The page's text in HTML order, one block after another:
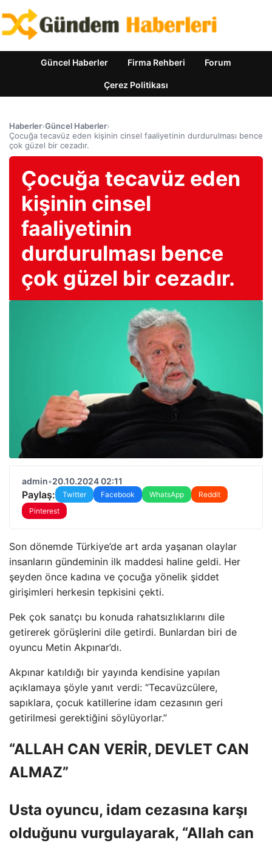
Güncel Haberler Firma Rehberi Forum
Çerez Politikası
Haberler›Güncel Haberler›
Çocuğa tecavüz eden kişinin cinsel faaliyetinin durdurulması bence
çok güzel bir cezadır.
Çocuğa tecavüz eden
kişinin cinsel
faaliyetinin
durdurulması bence
çok güzel bir cezadır.
admin•20.10.2024 02:11
Paylaş: Twitter Facebook WhatsApp
Reddit
Pinterest
Son dönemde Türkiye’de art arda yaşanan olaylar
insanların gündeminin ilk maddesi haline geldi. Her
şeyden önce kadına ve çocuğa yönelik şiddet
girişimleri herkesin tepkisini çekti.
Pek çok sanatçı bu konuda rahatsızlıklarını dile
getirerek görüşlerini dile getirdi. Bunlardan biri de
oyuncu Metin Akpınar’dı.
Akpınar katıldığı bir yayında kendisine yapılan
açıklamaya şöyle yanıt verdi: “Tecavüzcülere,
sapıklara, çocuk katillerine idam cezasının geri
getirilmesi gerektiğini söylüyorlar.”
“ALLAH CAN VERİR, DEVLET CAN
ALMAZ”
Usta oyuncu, idam cezasına karşı
olduğunu vurgulayarak, “Allah can